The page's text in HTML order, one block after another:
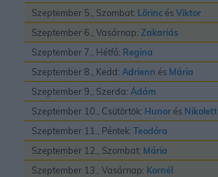
Szeptember 5., Szombat: Lõrinc ésViktor
Szeptember 6., Vasárnap: Zakariás
Szeptember 7., Hétfő: Regina
Szeptember 8., Kedd: Adrienn és Mária
Szeptember 9., Szerda: Ádám
Szeptember 10., Csütörtök: Hunor és Nikolett
Szeptember 11., Péntek: Teodóra
Szeptember 12., Szombat: Mária
Szeptember 13., Vasárnap: Kornél